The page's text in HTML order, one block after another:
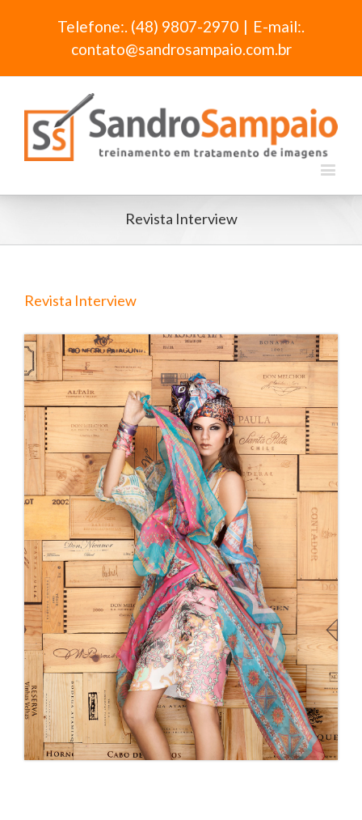
Telefone:. (48) 9807-2970 | E-mail:.
contato@sandrosampaio.com.br
Revista Interview
Revista Interview